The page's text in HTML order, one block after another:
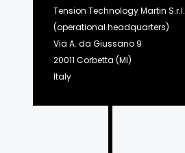
Tension Technology Martin S.r.l.
(operational headquarters)
Via A. da Giussano 9
20011 Corbetta (MI)
Italy